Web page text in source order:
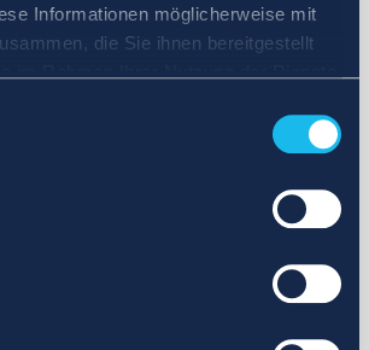
Informationen möglicherweise mit
die Sie ihnen bereitgestellt